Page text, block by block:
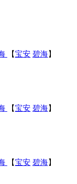
【宝安 碧海】
【宝安 碧海】
【宝安 碧海】